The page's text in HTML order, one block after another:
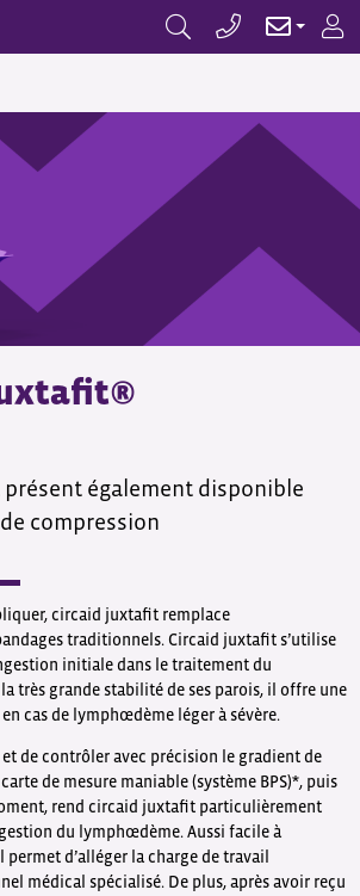
également disponible
compression
circaid juxtafit remplace
traditionnels. Circaid juxtafit s’utilise
initiale dans le traitement du
très grande stabilité de ses parois, il offre une
cas de lymphœdème léger à sévère.
de contrôler avec précision le gradient de
de mesure maniable (système BPS)*, puis
rend circaid juxtafit particulièrement
du lymphœdème. Aussi facile à
d’alléger la charge de travail
médical spécialisé. De plus, après avoir reçu